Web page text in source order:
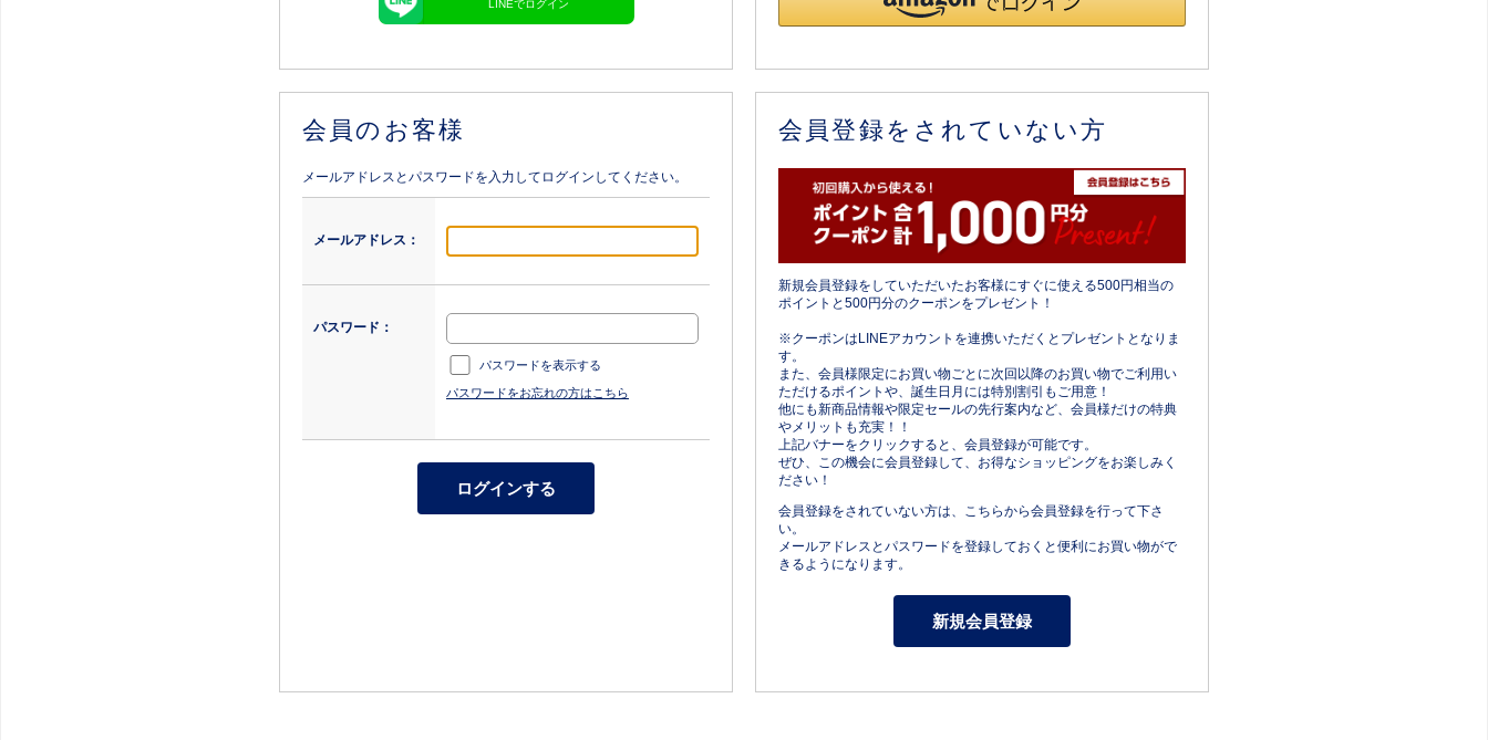
LINEでログイン
会員のお客様
メールアドレスとパスワードを入力してログインしてください。
メールアドレス：
パスワード：
パスワードを表示する
パスワードをお忘れの方はこちら
会員登録をされていない方
新規会員登録をしていただいたお客様にすぐに使える500円相当の
ポイントと500円分のクーポンをプレゼント！
※クーポンはLINEアカウントを連携いただくとプレゼントとなりま
す。
また、会員様限定にお買い物ごとに次回以降のお買い物でご利用い
ただけるポイントや、誕生日月には特別割引もご用意！
他にも新商品情報や限定セールの先行案内など、会員様だけの特典
やメリットも充実！！
上記バナーをクリックすると、会員登録が可能です。
ぜひ、この機会に会員登録して、お得なショッピングをお楽しみく
ださい！
会員登録をされていない方は、こちらから会員登録を行って下さ
い。
メールアドレスとパスワードを登録しておくと便利にお買い物がで
きるようになります。